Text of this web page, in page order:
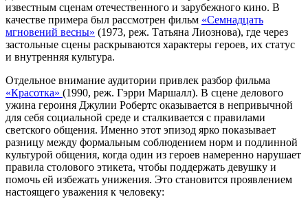
известным сценам отечественного и зарубежного кино. В
качестве примера был рассмотрен фильм «Семнадцать
мгновений весны» (1973, реж. Татьяна Лиознова), где через
застольные сцены раскрываются характеры героев, их статус
и внутренняя культура.
Отдельное внимание аудитории привлек разбор фильма
«Красотка» (1990, реж. Гэрри Маршалл). В сцене делового
ужина героиня Джулии Робертс оказывается в непривычной
для себя социальной среде и сталкивается с правилами
светского общения. Именно этот эпизод ярко показывает
разницу между формальным соблюдением норм и подлинной
культурой общения, когда один из героев намеренно нарушает
правила столового этикета, чтобы поддержать девушку и
помочь ей избежать унижения. Это становится проявлением
настоящего уважения к человеку: